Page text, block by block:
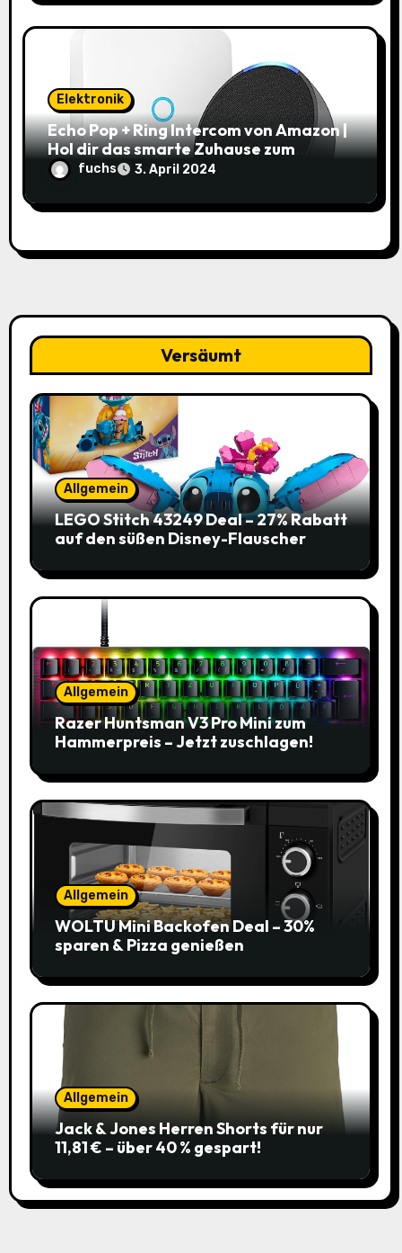
Elektronik
Echo Pop + Ring Intercom von Amazon |
Hol dir das smarte Zuhause zum
Schnäppchenpreis!
fuchs 3. April 2024
Versäumt
Allgemein
LEGO Stitch 43249 Deal – 27% Rabatt
auf den süßen Disney-Flauscher
Allgemein
Razer Huntsman V3 Pro Mini zum
Hammerpreis – Jetzt zuschlagen!
Allgemein
WOLTU Mini Backofen Deal – 30%
sparen & Pizza genießen
Allgemein
Jack & Jones Herren Shorts für nur
11,81 € – über 40 % gespart!